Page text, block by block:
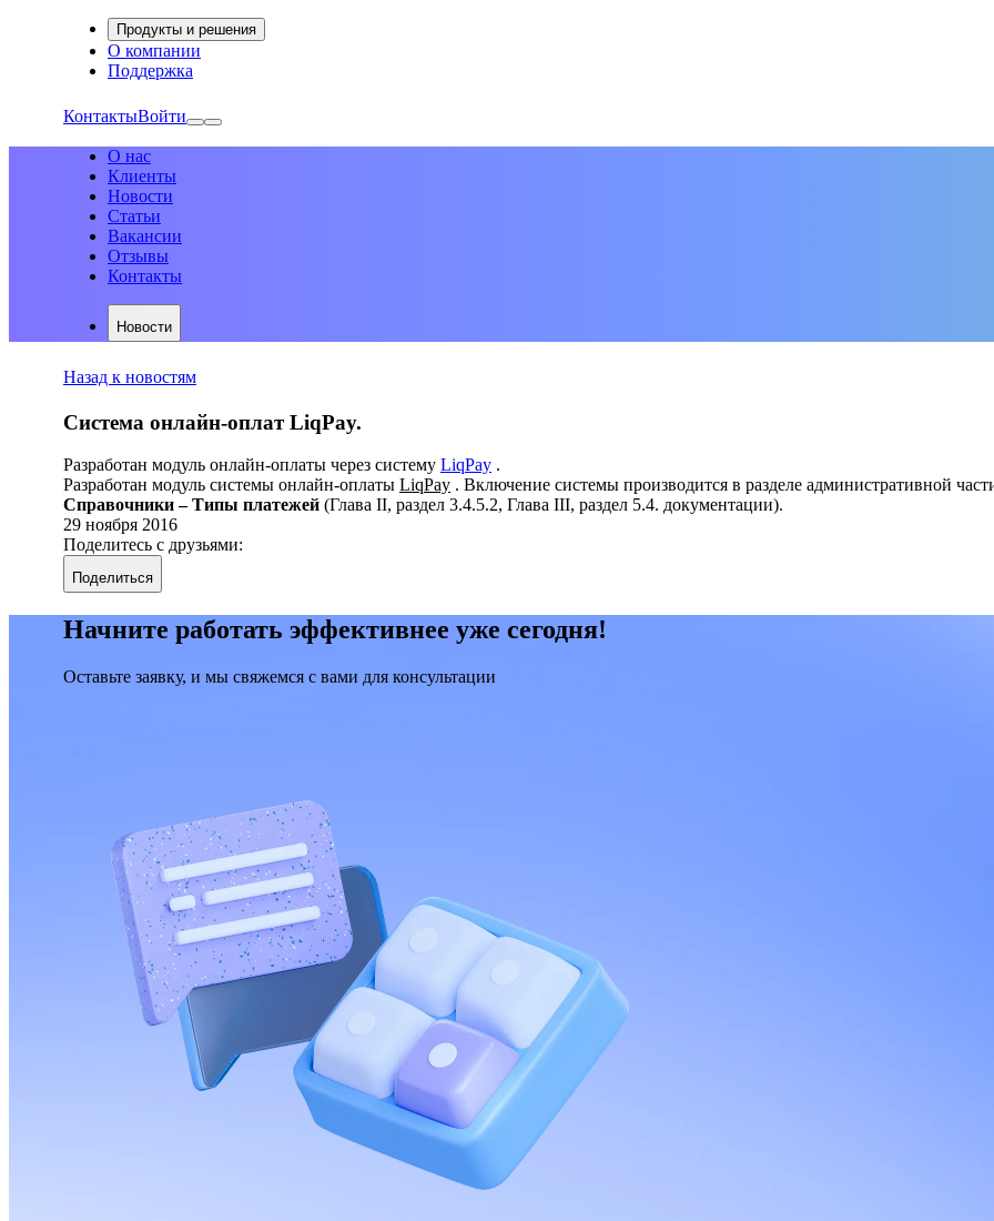
Продукты и решения
О компании
Поддержка
КонтактыВойти
О нас
Клиенты
Новости
Статьи
Вакансии
Отзывы
Контакты
Новости
Назад к новостям
Система онлайн-оплат LiqPay.
Разработан модуль онлайн-оплаты через систему LiqPay .
Разработан модуль системы онлайн-оплаты LiqPay . Включение системы производится в разделе административной
Справочники – Типы платежей (Глава II, раздел 3.4.5.2, Глава III, раздел 5.4. документации).
29 ноября 2016
Поделитесь с друзьями:
Поделиться
Начните работать эффективнее уже сегодня!
Оставьте заявку, и мы свяжемся с вами для консультации